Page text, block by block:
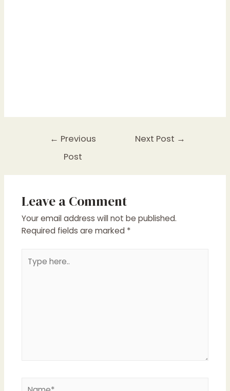
← Previous
Post
Next Post →
Leave a Comment
Your email address will not be published.
Required fields are marked *
here..